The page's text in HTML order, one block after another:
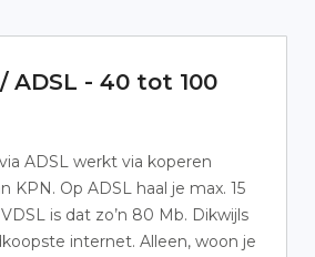
ADSL - 40 tot 100
ADSL werkt via koperen
KPN. Op ADSL haal je max. 15
is dat zo’n 80 Mb. Dikwijls
internet. Alleen, woon je